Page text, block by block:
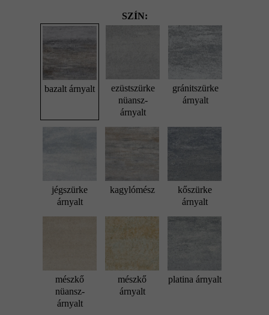
SZÍN:
bazalt árnyalt
ezüstszürke
nüansz-
árnyalt
gránitszürke
árnyalt
jégszürke
árnyalt
kagylómész
kőszürke
árnyalt
mészkő
nüansz-
árnyalt
mészkő
árnyalt
platina árnyalt